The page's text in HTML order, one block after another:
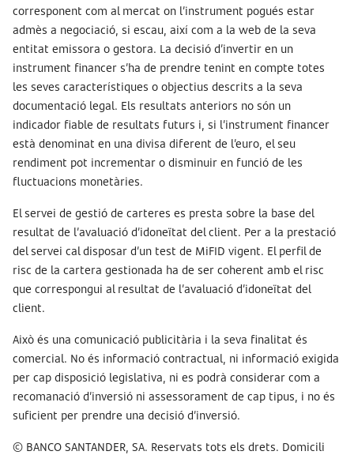
corresponent com al mercat on l’instrument pogués estar
admès a negociació, si escau, així com a la web de la seva
entitat emissora o gestora. La decisió d’invertir en un
instrument financer s’ha de prendre tenint en compte totes
les seves característiques o objectius descrits a la seva
documentació legal. Els resultats anteriors no són un
indicador fiable de resultats futurs i, si l’instrument financer
està denominat en una divisa diferent de l’euro, el seu
rendiment pot incrementar o disminuir en funció de les
fluctuacions monetàries.
El servei de gestió de carteres es presta sobre la base del
resultat de l’avaluació d’idoneïtat del client. Per a la prestació
del servei cal disposar d’un test de MiFID vigent. El perfil de
risc de la cartera gestionada ha de ser coherent amb el risc
que correspongui al resultat de l’avaluació d’idoneïtat del
client.
Això és una comunicació publicitària i la seva finalitat és
comercial. No és informació contractual, ni informació exigida
per cap disposició legislativa, ni es podrà considerar com a
recomanació d’inversió ni assessorament de cap tipus, i no és
suficient per prendre una decisió d’inversió.
© BANCO SANTANDER, SA. Reservats tots els drets. Domicili